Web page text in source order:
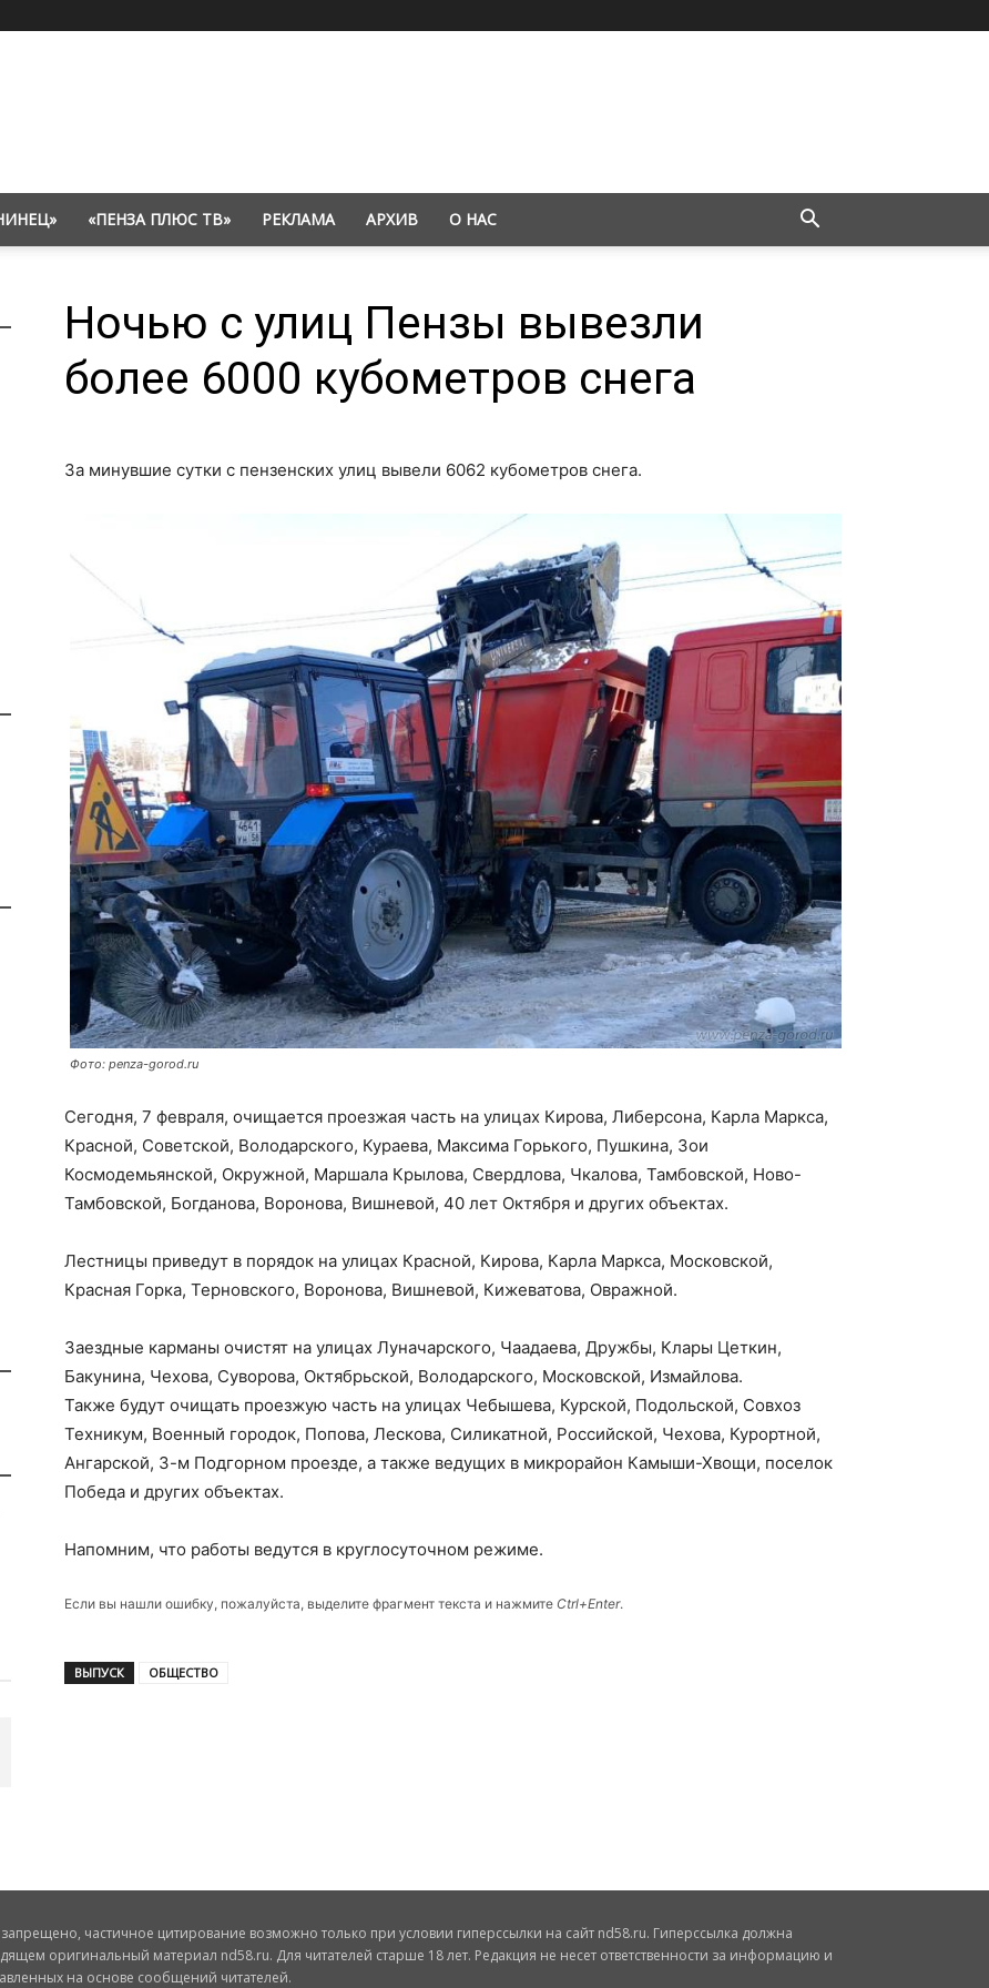
«ПЕНЗА ПЛЮС ТВ» РЕКЛАМА АРХИВ О НАС
Ночью с улиц Пензы вывезли
более 6000 кубометров снега
За минувшие сутки с пензенских улиц вывели 6062 кубометров снега.
Фото: penza-gorod.ru
Сегодня, 7 февраля, очищается проезжая часть на улицах Кирова, Либерсона, Карла Маркса,
Красной, Советской, Володарского, Кураева, Максима Горького, Пушкина, Зои
Космодемьянской, Окружной, Маршала Крылова, Свердлова, Чкалова, Тамбовской, Ново-
Тамбовской, Богданова, Воронова, Вишневой, 40 лет Октября и других объектах.
Лестницы приведут в порядок на улицах Красной, Кирова, Карла Маркса, Московской,
Красная Горка, Терновского, Воронова, Вишневой, Кижеватова, Овражной.
Заездные карманы очистят на улицах Луначарского, Чаадаева, Дружбы, Клары Цеткин,
Бакунина, Чехова, Суворова, Октябрьской, Володарского, Московской, Измайлова.
Также будут очищать проезжую часть на улицах Чебышева, Курской, Подольской, Совхоз
Техникум, Военный городок, Попова, Лескова, Силикатной, Российской, Чехова, Курортной,
Ангарской, 3-м Подгорном проезде, а также ведущих в микрорайон Камыши-Хвощи, поселок
Победа и других объектах.
Напомним, что работы ведутся в круглосуточном режиме.
Если вы нашли ошибку, пожалуйста, выделите фрагмент текста и нажмите Ctrl+Enter.
ВЫПУСК ОБЩЕСТВО
частичное цитирование возможно только при условии гиперссылки на сайт nd58.ru. Гиперссылка должна
оригинальный материал nd58.ru. Для читателей старше 18 лет. Редакция не несет ответственности за информацию и
на основе сообщений читателей.